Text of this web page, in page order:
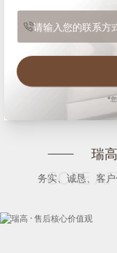
*
瑞
CORE
务实、诚恳、客